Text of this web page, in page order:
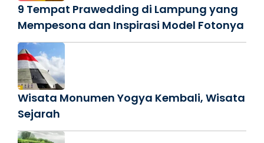
9 Tempat Prawedding di Lampung yang
Mempesona dan Inspirasi Model Fotonya
Wisata Monumen Yogya Kembali, Wisata
Sejarah